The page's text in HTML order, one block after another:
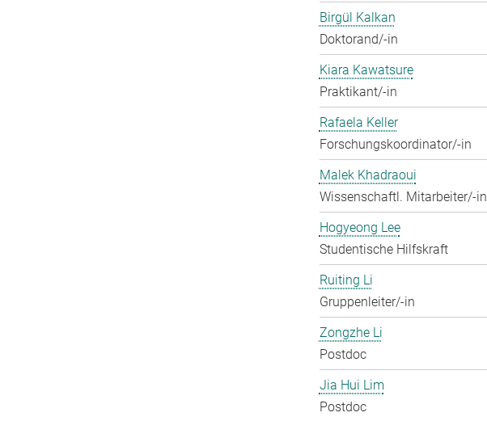
Birgül Kalkan
Doktorand/-in
Kiara Kawatsure
Praktikant/-in
Rafaela Keller
Forschungskoordinator/-in
Malek Khadraoui
Wissenschaftl. Mitarbeiter/-in
Hogyeong Lee
Studentische Hilfskraft
Ruiting Li
Gruppenleiter/-in
Zongzhe Li
Postdoc
Jia Hui Lim
Postdoc